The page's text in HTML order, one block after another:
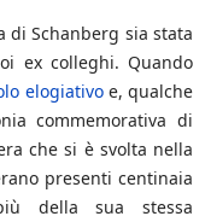
di Schanberg sia stata
ex colleghi. Quando
elogiativoe, qualche
commemorativa di
che si è svolta nella
presenti centinaia
della sua stessa